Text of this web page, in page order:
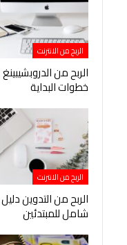
الربح من الانترنت
الربح من الدروبشيبينغ
خطوات البداية
الربح من الانترنت
الربح من التدوين دليل
شامل للمبتدئين